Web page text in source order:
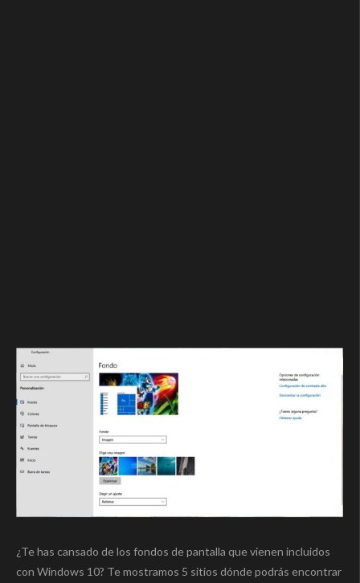
¿Te has cansado de los fondos de pantalla que vienen incluidos
con Windows 10? Te mostramos 5 sitios dónde podrás encontrar